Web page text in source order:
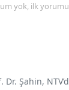
yok, ilk yorumu
Dr. Şahin,